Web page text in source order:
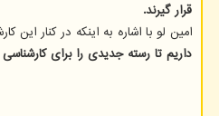
قرار گیرند.
امین لو با اشاره به اینکه در کنار
داریم تا رسته جدیدی را برای